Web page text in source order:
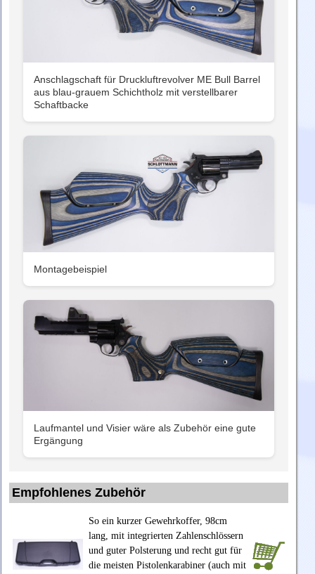
Anschlagschaft für Druckluftrevolver ME Bull Barrel
aus blau-grauem Schichtholz mit verstellbarer
Schaftbacke
Montagebeispiel
Laufmantel und Visier wäre als Zubehör eine gute
Ergängung
Empfohlenes Zubehör
So ein kurzer Gewehrkoffer, 98cm
lang, mit integrierten Zahlenschlössern
und guter Polsterung und recht gut für
die meisten Pistolenkarabiner (auch mit